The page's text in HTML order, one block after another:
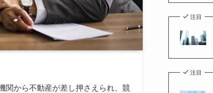
関から不動産が差し押さえられ、競
注目
注目